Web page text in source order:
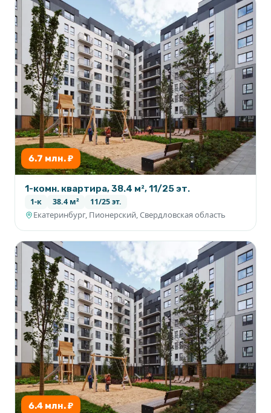
6.7 млн. ₽
1-комн. квартира, 38.4 м², 11/25 эт.
1-к 38.4 м² 11/25 эт.
Екатеринбург, Пионерский, Свердловская область
6.4 млн. ₽